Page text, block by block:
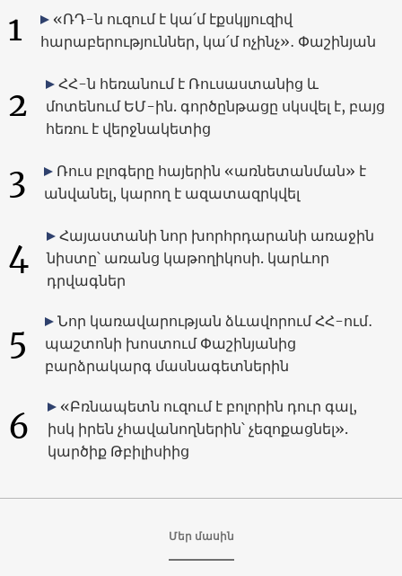
1
«ՌԴ-ն ուզում է կա՛մ էքսկլյուզիվ
հարաբերություններ, կա՛մ ոչինչ»․ Փաշինյան
2
ՀՀ-ն հեռանում է Ռուսաստանից և
մոտենում ԵՄ-ին. գործընթացը սկսվել է, բայց
հեռու է վերջնակետից
3
Ռուս բլոգերը հայերին «առնետանման» է
անվանել, կարող է ազատազրկվել
4
Հայաստանի նոր խորհրդարանի առաջին
նիստը՝ առանց կաթողիկոսի. կարևոր
դրվագներ
5
Նոր կառավարության ձևավորում ՀՀ-ում․
պաշտոնի խոստում Փաշինյանից
բարձրակարգ մասնագետներին
6
«Բռնապետն ուզում է բոլորին դուր գալ,
իսկ իրեն չհավանողներին՝ չեզոքացնել».
կարծիք Թբիլիսիից
Մեր մասին